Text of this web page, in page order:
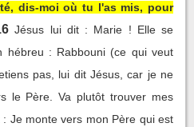
dis-moi où tu l'as mis, pour
Jésus lui dit : Marie ! Elle se
hébreu : Rabbouni (ce qui veut
pas, lui dit Jésus, car je ne
le Père. Va plutôt trouver mes
Je monte vers mon Père qui est